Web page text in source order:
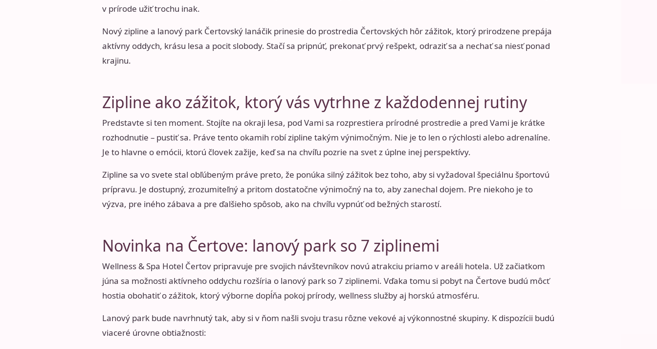
v prírode užiť trochu inak.
Novýzipline a lanový park Čertovský lanáčik prinesie do prostredia Čertovských hôr zážitok, ktorý prirodzene prepája
aktívny oddych, krásu lesa a pocit slobody. Stačí sa pripnúť, prekonať prvý rešpekt, odraziť sa a nechať sa niesť ponad
krajinu.
Zipline ako zážitok, ktorý vás vytrhne z každodennej rutiny
Predstavte si ten moment. Stojíte na okraji lesa, pod Vami sa rozprestiera prírodné prostredie a pred Vami je krátke
rozhodnutie – pustiť sa. Práve tento okamih robí zipline takým výnimočným. Nie je to len o rýchlosti alebo adrenalíne.
Je to hlavne o emócii, ktorú človek zažije, keď sa na chvíľu pozrie na svet z úplne inej perspektívy.
Zipline sa vo svete stal obľúbeným práve preto, že ponúka silný zážitok bez toho, aby si vyžadoval špeciálnu športovú
prípravu. Je dostupný, zrozumiteľný a pritom dostatočne výnimočný na to, aby zanechal dojem. Pre niekoho je to
výzva, pre iného zábava a pre ďalšieho spôsob, ako na chvíľu vypnúť od bežných starostí.
Novinka na Čertove: lanový park so 7 ziplinemi
Wellness & Spa Hotel Čertov pripravuje pre svojich návštevníkov novú atrakciu priamo v areáli hotela. Už začiatkom
júna sa možnosti aktívneho oddychu rozšíria o lanový park so 7 ziplinemi. Vďaka tomu si pobyt na Čertove budú môcť
hostia obohatiť o zážitok, ktorý výborne dopĺňa pokoj prírody, wellness služby aj horskú atmosféru.
Lanový park bude navrhnutý tak, aby si v ňom našli svoju trasu rôzne vekové aj výkonnostné skupiny. K dispozícii budú
viaceré úrovne obtiažnosti: